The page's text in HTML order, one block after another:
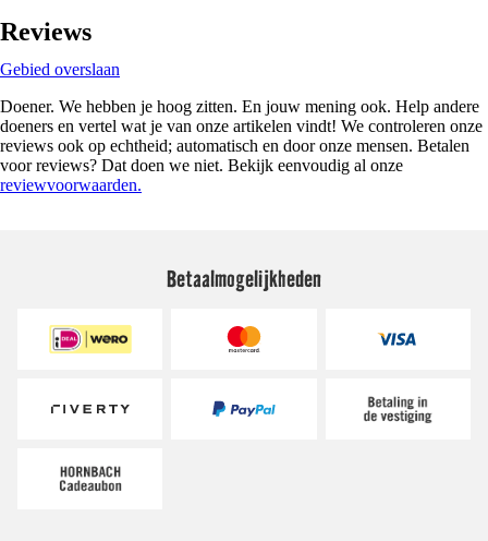
Reviews
Gebied overslaan
Doener. We hebben je hoog zitten. En jouw mening ook. Help andere
doeners en vertel wat je van onze artikelen vindt! We controleren onze
reviews ook op echtheid; automatisch en door onze mensen. Betalen
voor reviews? Dat doen we niet. Bekijk eenvoudig al onze
reviewvoorwaarden.
Betaalmogelijkheden